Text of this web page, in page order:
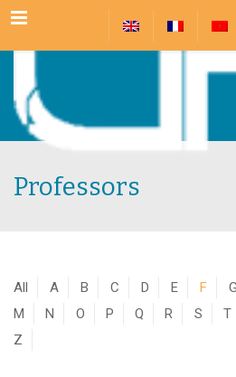
Menu
Professors
All A B C D E F G
M
N O P Q R S T
Z